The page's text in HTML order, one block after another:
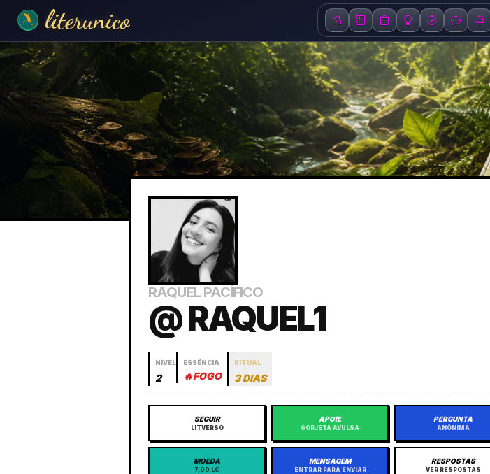
literunico
RAQUEL PACÍFICO
@ RAQUEL1
NÍVEL
2
ESSÊNCIA
🔥FOGO
RITUAL
3 DIAS
SEGUIR
LITVERSO
APOIE
GORJETA AVULSA
PERGUNTA
ANÔNIMA
MOEDA
7,00 LC
MENSAGEM
ENTRAR PARA ENVIAR
RESPOSTAS
VER RESPOSTAS